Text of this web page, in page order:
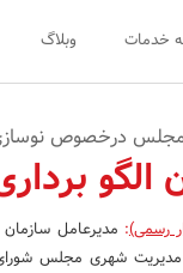
خدمات وبلاگ
درخصوص نوسازی
الگو
رسمی): مدیرعامل
شهری مجلس شورای